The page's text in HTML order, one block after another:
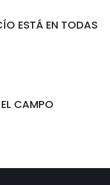
ESTÁ EN TODAS
CAMPO